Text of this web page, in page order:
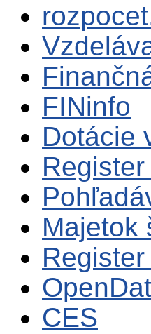
FINinfo
Dotácie
Majetok
CES